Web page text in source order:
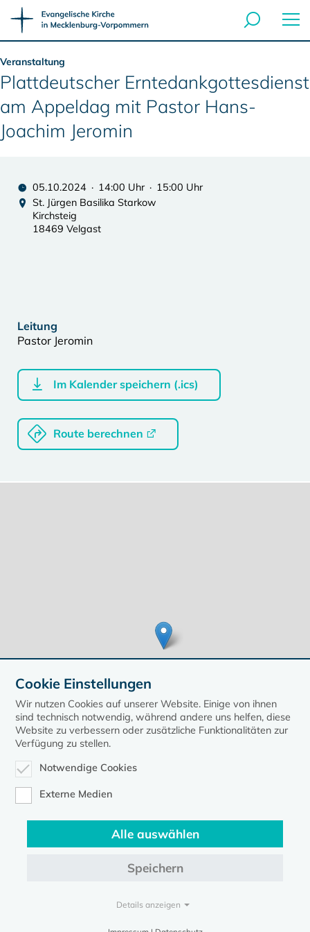
Veranstaltung
Plattdeutscher Erntedankgottesdienst
am Appeldag mit Pastor Hans-
Joachim Jeromin
05.10.2024 · 14:00 Uhr · 15:00 Uhr
St. Jürgen Basilika Starkow
Kirchsteig
18469 Velgast
Leitung
Pastor Jeromin
Im Kalender speichern (.ics)
Route berechnen
zurück zur Übersicht der Veranstaltungen
Datenschutz
Evangelische Kirche in Mecklenburg-Vorpommern © 2026
Cookie Einstellungen
Wir nutzen Cookies auf unserer Website. Einige von ihnen
sind technisch notwendig, während andere uns helfen, diese
Website zu verbessern oder zusätzliche Funktionalitäten zur
Verfügung zu stellen.
Notwendige Cookies
Externe Medien
Alle auswählen
Speichern
Details anzeigen